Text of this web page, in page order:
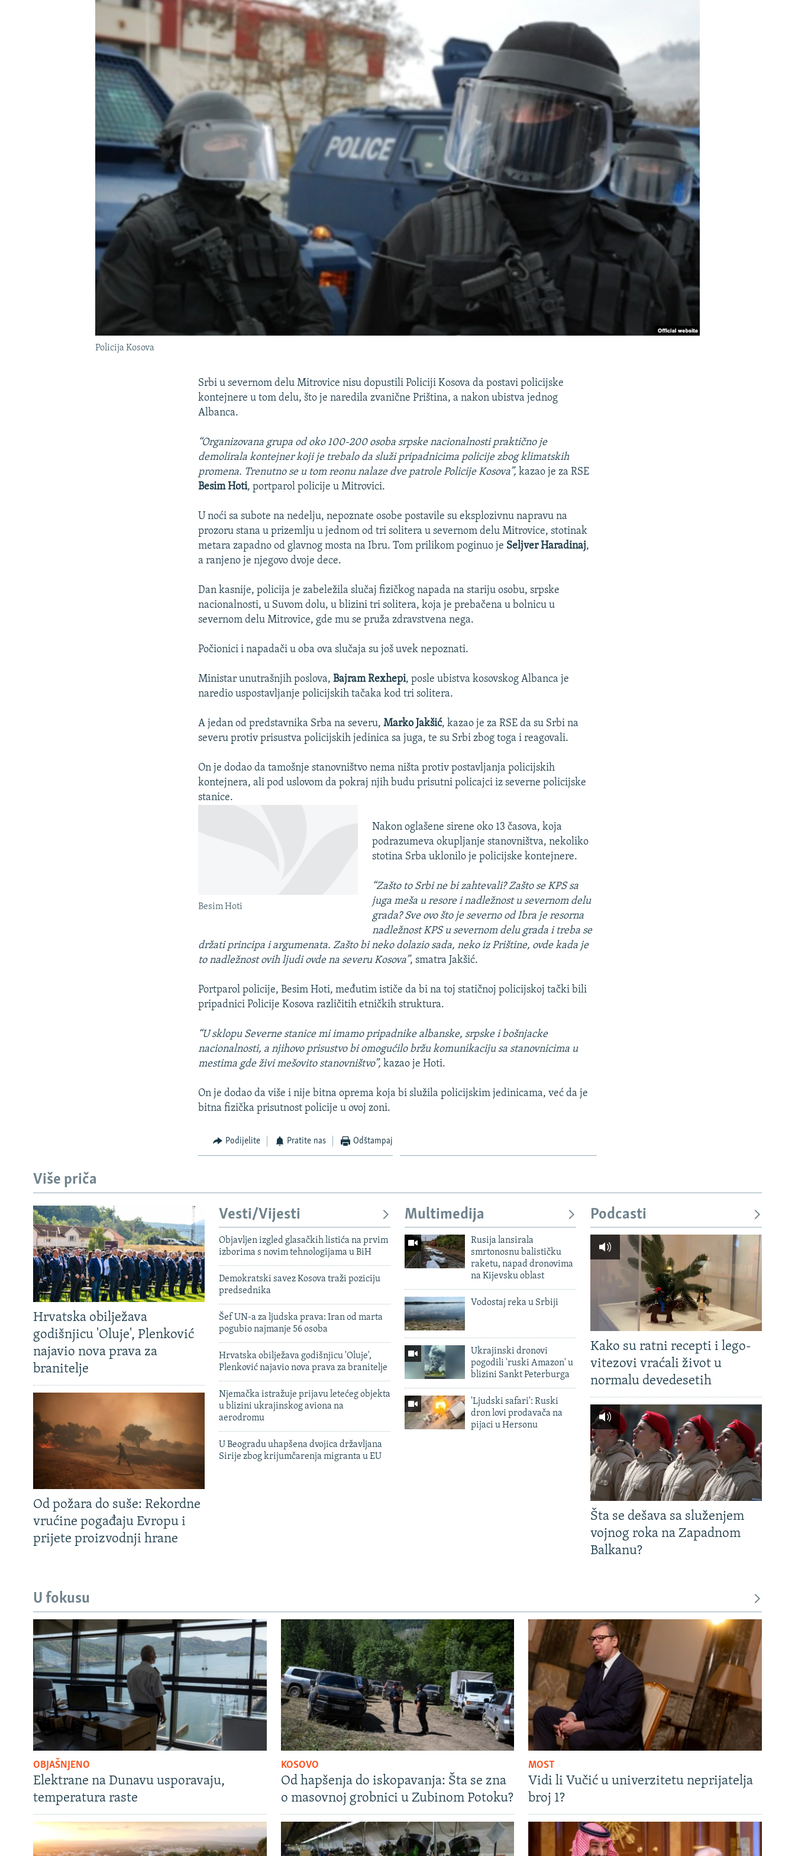
POPLAVE I KLIZIŠTA U BIH 2024.
NASTANAK I RASPAD JUGOSLAVIJE
Policija Kosova
Srbi u severnom delu Mitrovice nisu dopustili Policiji Kosova da postavi policijske
kontejnere u tom delu, što je naredila zvanične Priština, a nakon ubistva jednog
Albanca.
“Organizovana grupa od oko 100-200 osoba srpske nacionalnosti praktično je
demolirala kontejner koji je trebalo da služi pripadnicima policije zbog klimatskih
promena. Trenutno se u tom reonu nalaze dve patrole Policije Kosova”,kazao je za RSE
Besim Hoti, portparol policije u Mitrovici.
U noći sa subote na nedelju, nepoznate osobe postavile su eksplozivnu napravu na
prozoru stana u prizemlju u jednom od tri solitera u severnom delu Mitrovice, stotinak
metara zapadno od glavnog mosta na Ibru. Tom prilikom poginuo je Seljver Haradinaj,
a ranjeno je njegovo dvoje dece.
Dan kasnije, policija je zabeležila slučaj fizičkog napada na stariju osobu, srpske
nacionalnosti, u Suvom dolu, u blizini tri solitera, koja je prebačena u bolnicu u
severnom delu Mitrovice, gde mu se pruža zdravstvena nega.
Počionici i napadači u oba ova slučaja su još uvek nepoznati.
Ministar unutrašnjih poslova,Bajram Rexhepi, posle ubistva kosovskog Albanca je
naredio uspostavljanje policijskih tačaka kod tri solitera.
A jedan od predstavnika Srba na severu,Marko Jakšić, kazao je za RSE da su Srbi na
severu protiv prisustva policijskih jedinica sa juga, te su Srbi zbog toga i reagovali.
On je dodao da tamošnje stanovništvo nema ništa protiv postavljanja policijskih
kontejnera, ali pod uslovom da pokraj njih budu prisutni policajci iz severne policijske
stanice.
Besim Hoti
Nakon oglašene sirene oko 13 časova, koja
podrazumeva okupljanje stanovništva, nekoliko
stotina Srba uklonilo je policijske kontejnere.
“Zašto to Srbi ne bi zahtevali? Zašto se KPS sa
juga meša u resore i nadležnost u severnom delu
grada? Sve ovo što je severno od Ibra je resorna
nadležnost KPS u severnom delu grada i treba se
držati principa i argumenata. Zašto bi neko dolazio sada, neko iz Prištine, ovde kada je
to nadležnost ovih ljudi ovde na severu Kosova”, smatra Jakšić.
Portparol policije, Besim Hoti, međutim ističe da bi na toj statičnoj policijskoj tački bili
pripadnici Policije Kosova različitih etničkih struktura.
“U sklopu Severne stanice mi imamo pripadnike albanske, srpske i bošnjacke
nacionalnosti, a njihovo prisustvo bi omogućilo bržu komunikaciju sa stanovnicima u
mestima gde živi mešovito stanovništvo”, kazao je Hoti.
On je dodao da više i nije bitna oprema koja bi služila policijskim jedinicama, već da je
bitna fizička prisutnost policije u ovoj zoni.
Podijelite Pratite nas Odštampaj
Više priča
Hrvatska obilježava
godišnjicu 'Oluje', Plenković
najavio nova prava za
branitelje
Od požara do suše: Rekordne
vrućine pogađaju Evropu i
prijete proizvodnji hrane
Vesti/Vijesti
Objavljen izgled glasačkih listića na prvim
izborima s novim tehnologijama u BiH
Demokratski savez Kosova traži poziciju
predsednika
Šef UN-a za ljudska prava: Iran od marta
pogubio najmanje 56 osoba
Hrvatska obilježava godišnjicu 'Oluje',
Plenković najavio nova prava za branitelje
Njemačka istražuje prijavu letećeg objekta
u blizini ukrajinskog aviona na
aerodromu
U Beogradu uhapšena dvojica državljana
Sirije zbog krijumčarenja migranta u EU
Multimedija
Rusija lansirala
smrtonosnu balističku
raketu, napad dronovima
na Kijevsku oblast
Vodostaj reka u Srbiji
Ukrajinski dronovi
pogodili 'ruski Amazon' u
blizini Sankt Peterburga
'Ljudski safari': Ruski
dron lovi prodavača na
pijaci u Hersonu
Podcasti
Kako su ratni recepti i lego-
vitezovi vraćali život u
normalu devedesetih
Šta se dešava sa služenjem
vojnog roka na Zapadnom
Balkanu?
U fokusu
OBJAŠNJENO
Elektrane na Dunavu usporavaju,
temperatura raste
KOSOVO
Od hapšenja do iskopavanja: Šta se zna
o masovnoj grobnici u Zubinom Potoku?
MOST
Vidi li Vučić u univerzitetu neprijatelja
broj 1?